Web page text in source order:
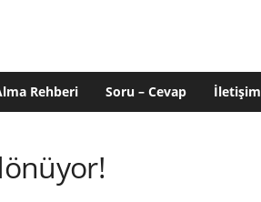
Rehberi Soru – Cevap İletişim